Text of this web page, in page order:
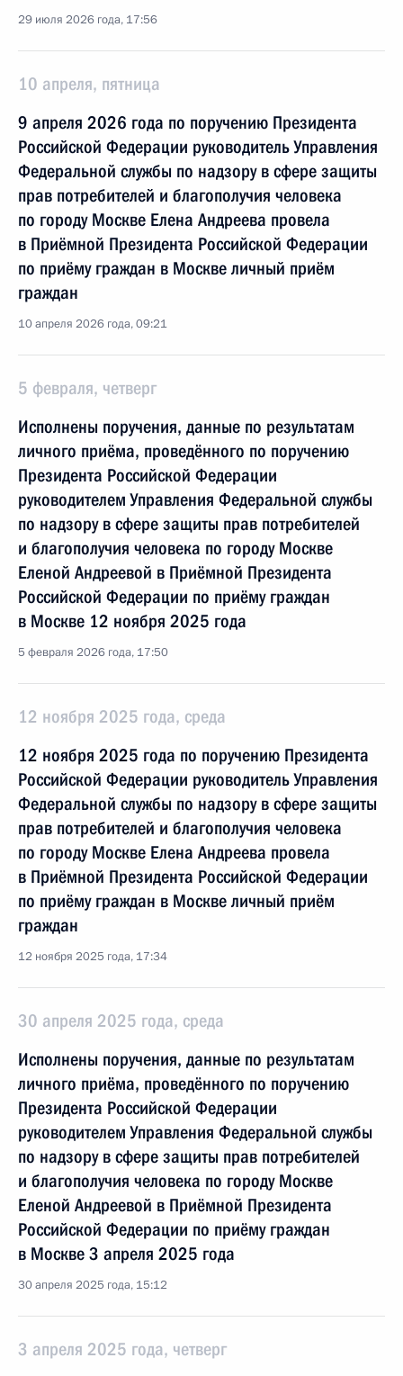
29 июля 2026 года, 17:56
10 апреля, пятница
9 апреля 2026 года по поручению Президента
Российской Федерации руководитель Управления
Федеральной службы по надзору в сфере защиты
прав потребителей и благополучия человека
по городу Москве Елена Андреева провела
в Приёмной Президента Российской Федерации
по приёму граждан в Москве личный приём
граждан
10 апреля 2026 года, 09:21
5 февраля, четверг
Исполнены поручения, данные по результатам
личного приёма, проведённого по поручению
Президента Российской Федерации
руководителем Управления Федеральной службы
по надзору в сфере защиты прав потребителей
и благополучия человека по городу Москве
Еленой Андреевой в Приёмной Президента
Российской Федерации по приёму граждан
в Москве 12 ноября 2025 года
5 февраля 2026 года, 17:50
12 ноября 2025 года, среда
12 ноября 2025 года по поручению Президента
Российской Федерации руководитель Управления
Федеральной службы по надзору в сфере защиты
прав потребителей и благополучия человека
по городу Москве Елена Андреева провела
в Приёмной Президента Российской Федерации
по приёму граждан в Москве личный приём
граждан
12 ноября 2025 года, 17:34
30 апреля 2025 года, среда
Исполнены поручения, данные по результатам
личного приёма, проведённого по поручению
Президента Российской Федерации
руководителем Управления Федеральной службы
по надзору в сфере защиты прав потребителей
и благополучия человека по городу Москве
Еленой Андреевой в Приёмной Президента
Российской Федерации по приёму граждан
в Москве 3 апреля 2025 года
30 апреля 2025 года, 15:12
3 апреля 2025 года, четверг